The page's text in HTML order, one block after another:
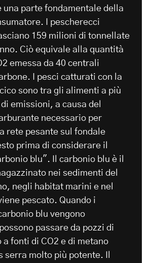
una parte fondamentale della
I pescherecci
159 milioni di tonnellate
Ciò equivale alla quantità
emessa da 40 centrali
I pesci catturati con la
sono tra gli alimenti a più
emissioni, a causa del
necessario per
rete pesante sul fondale
prima di considerare il
blu". Il carbonio blu è il
nei sedimenti del
negli habitat marini e nel
pescato. Quando i
blu vengono
passare da pozzi di
fonti di CO2 e di metano
serra molto più potente. Il